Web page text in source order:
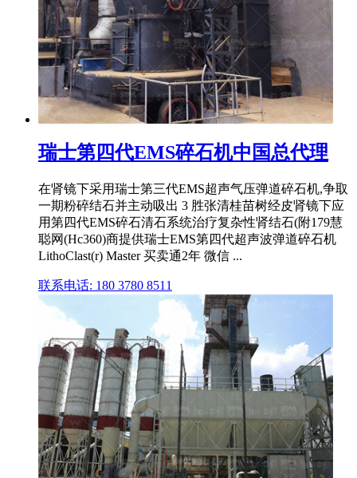
瑞士第四代EMS碎石机中国总代理
在肾镜下采用瑞士第三代EMS超声气压弹道碎石机,争取
一期粉碎结石并主动吸出 3 胜张清桂苗树经皮肾镜下应
用第四代EMS碎石清石系统治疗复杂性肾结石(附179慧
聪网(Hc360)商提供瑞士EMS第四代超声波弹道碎石机
LithoClast(r) Master 买卖通2年 微信 ...
联系电话: 180 3780 8511